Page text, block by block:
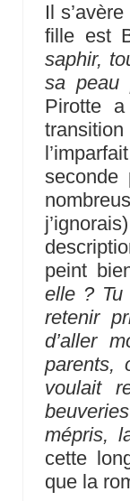
Il
fille est
saphir,
sa peau
Pirotte
seconde
peint
elle ? Tu
retenir
d’aller
parents,
voulait
mépris,
cette
que la